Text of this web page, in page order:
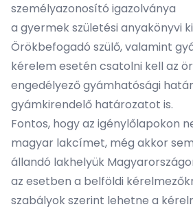
személyazonosító igazolványa
a gyermek születési anyakönyvi
Örökbefogadó szülő, valamint
kérelem esetén csatolni kell az
engedélyező gyámhatósági
gyámkirendelő határozatot is.
Fontos, hogy az igénylőlapokon
magyar lakcímet, még akkor
állandó lakhelyük
az esetben a belföldi
szabályok szerint lehetne a